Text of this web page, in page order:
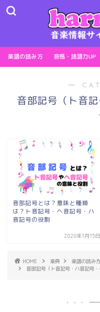
楽譜の読み方 音感・読譜力UP
―
音部記号（ト音
音部記号とは？意味と種類
は？ト音記号・ヘ音記号・ハ
音記号の役割
2020年1月15日
HOME 楽典
楽譜の読み方
音部記号（ト音記号・ハ音記号・